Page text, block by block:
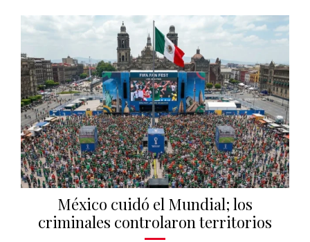
México cuidó el Mundial; los
criminales controlaron territorios